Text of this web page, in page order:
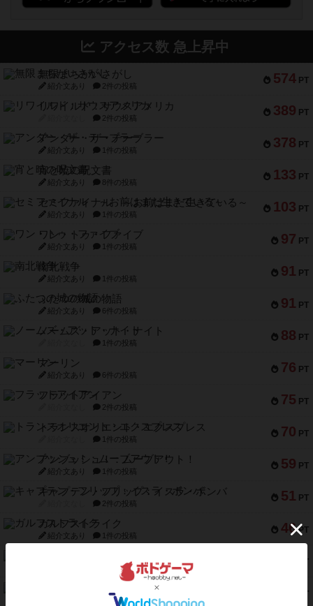
アクセス数 急上昇中
574 PT
無限まちがいさがし
紹介文あり 2件の投稿
389 PT
リワイルド：サウスアメリカ
2件の投稿
378 PT
アンダー・ザ・テーブラー
紹介文あり 1件の投稿
133 PT
宵と暁の呪文書
紹介文あり 8件の投稿
103 PT
セミファイナル ～お前はまだ生きている～
紹介文あり 1件の投稿
97 PT
ワン・トゥ・ファイブ
紹介文あり 1件の投稿
91 PT
南北戦争
紹介文あり 1件の投稿
91 PT
ふたつの城の物語
紹介文あり 6件の投稿
88 PT
ノームズ・アット・ナイト
1件の投稿
76 PT
マーリン
紹介文あり 6件の投稿
75 PT
フラットアイアン
2件の投稿
70 PT
トランスオリエント・エクスプレス
1件の投稿
59 PT
アンブッシュ！：ムーブアウト！
紹介文あり 1件の投稿
51 PT
キャプテン・フリップ：イスラ・ボンバ
2件の投稿
46 PT
ガルフストライク
紹介文あり 1件の投稿
PT
8件の投稿
PT
12件の投稿